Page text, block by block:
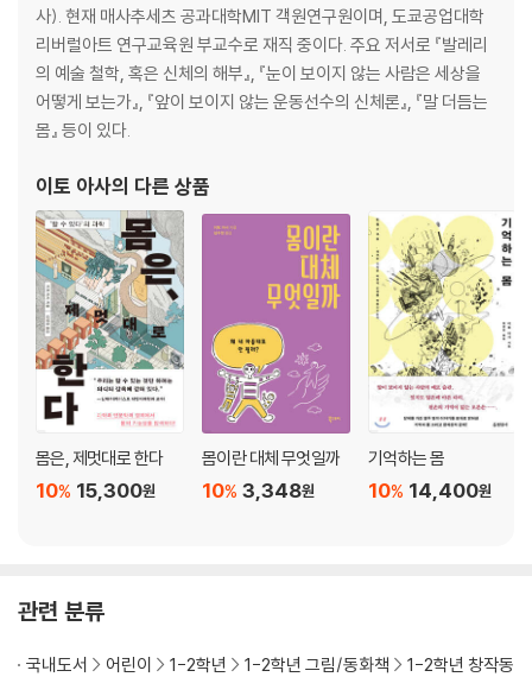
사). 현재 매사추세츠 공과대학MIT 객원연구원이며, 도쿄공업대학
리버럴아트 연구교육원 부교수로 재직 중이다. 주요 저서로 『발레리
의 예술 철학, 혹은 신체의 해부』, 『눈이 보이지 않는 사람은 세상을
어떻게 보는가』, 『앞이 보이지 않는 운동선수의 신체론』, 『말 더듬는
몸』 등이 있다.
이토 아사의 다른 상품
몸은, 제멋대로 한다
15,300원
10%
몸이란 대체 무엇일까
3,348원
10%
기억하는 몸
14,400원
10%
관련 분류
국내도서 어린이 1-2학년 1-2학년 그림/동화책
1-2학년 창작동